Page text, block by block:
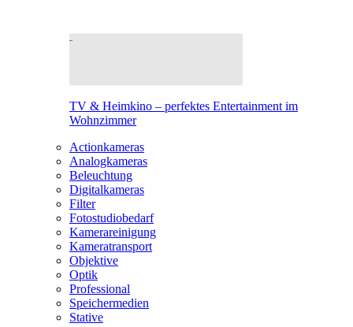
TV & Heimkino – perfektes Entertainment im
Wohnzimmer
Actionkameras
Analogkameras
Beleuchtung
Digitalkameras
Filter
Fotostudiobedarf
Kamerareinigung
Kameratransport
Objektive
Optik
Professional
Speichermedien
Stative